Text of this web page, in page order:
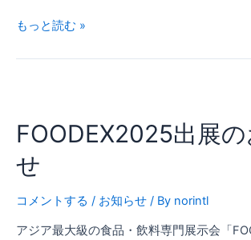
もっと読む »
FOODEX2025出展の
せ
コメントする / お知らせ / By norintl
アジア最大級の食品・飲料専門展示会「
展
の
お
ら